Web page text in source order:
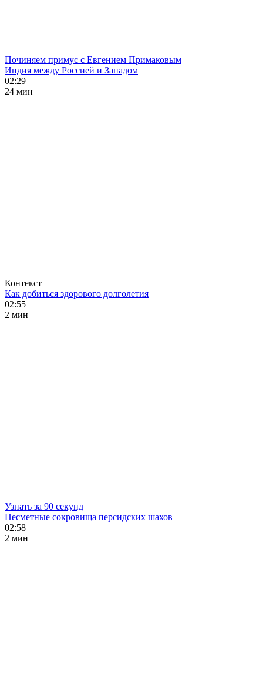
Починяем примус с Евгением Примаковым
Индия между Россией и Западом
02:29
24 мин
Контекст
Как добиться здорового долголетия
02:55
2 мин
Узнать за 90 секунд
Несметные сокровища персидских шахов
02:58
2 мин